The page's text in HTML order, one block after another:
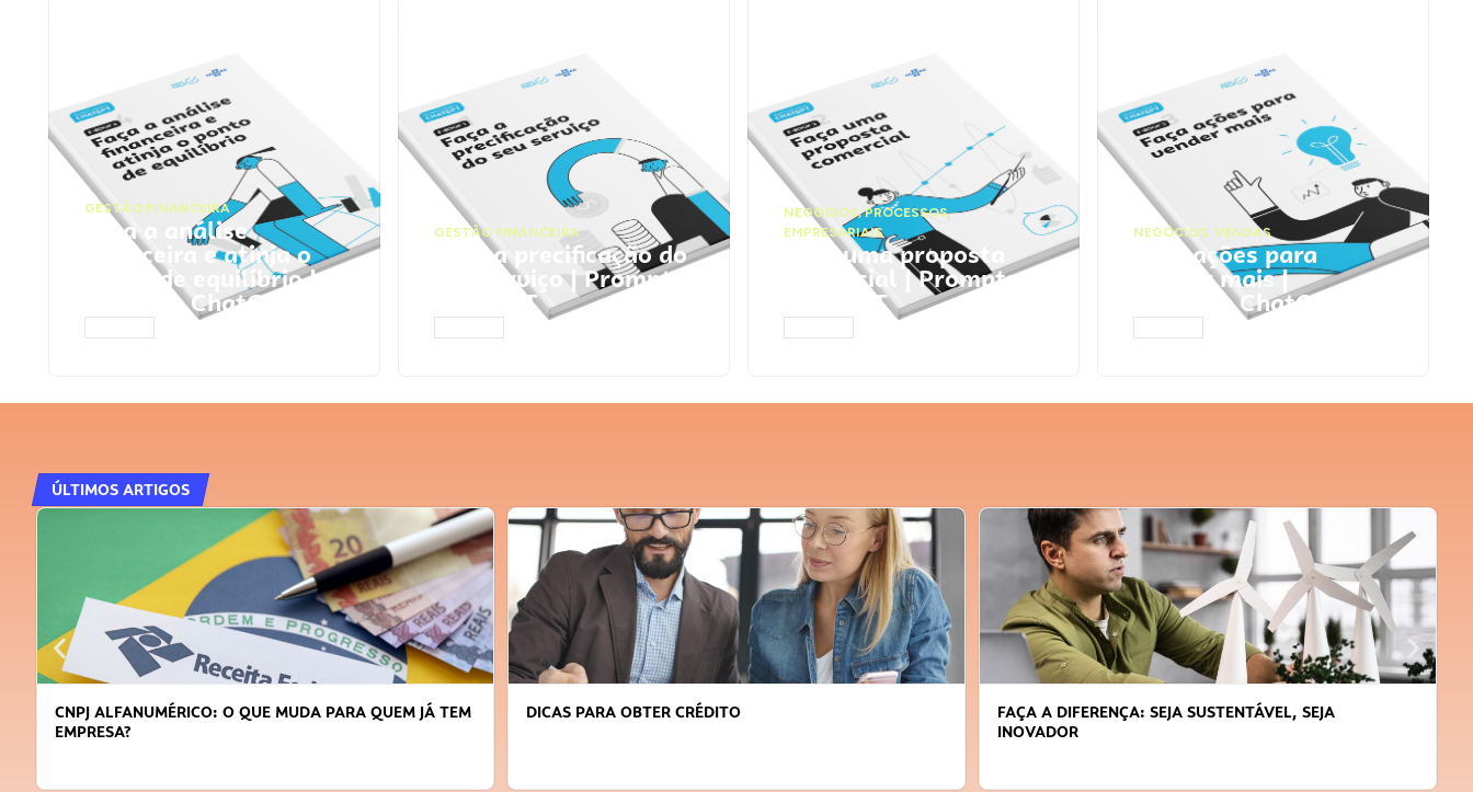
GESTÃO FINANCEIRA
Faça a análise
financeira e atinja o
ponto de equilíbrio |
Prompts ChatGPT
GESTÃO FINANCEIRA
Faça a precificação do
seu serviço | Prompts
ChatGPT
NEGÓCIOS,PROCESSOS
EMPRESARIAIS
Faça uma proposta
comercial | Prompts
ChatGPT
NEGÓCIOS, VENDAS
Faça ações para
vender mais |
Prompts ChatGPT
ÚLTIMOS ARTIGOS
CNPJ ALFANUMÉRICO: O QUE MUDA PARA QUEM JÁ TEM
EMPRESA?
DICAS PARA OBTER CRÉDITO
FAÇA A DIFERENÇA: SEJA SUSTENTÁVEL, SEJA
INOVADOR